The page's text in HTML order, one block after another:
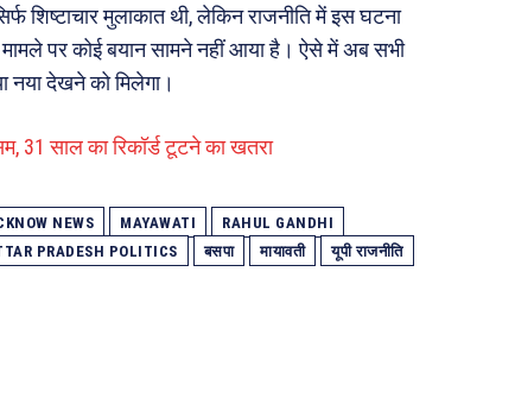
शिष्टाचार मुलाकात थी, लेकिन राजनीति में इस घटना
पर कोई बयान सामने नहीं आया है। ऐसे में अब सभी
नया देखने को मिलेगा।
31 साल का रिकॉर्ड टूटने का खतरा
NEWS MAYAWATI
RAHUL GANDHI
PRADESH POLITICS बसपा मायावती यूपी राजनीति